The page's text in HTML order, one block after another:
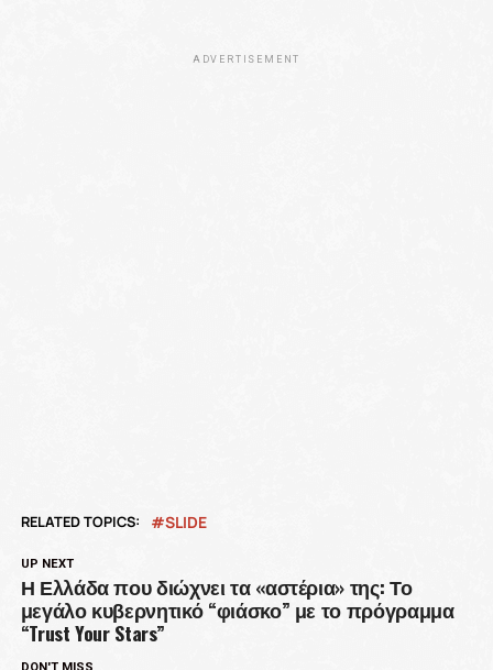
ADVERTISEMENT
RELATED TOPICS: SLIDE
UP NEXT
Η Ελλάδα που διώχνει τα «αστέρια» της: Το
μεγάλο κυβερνητικό “φιάσκο” με το πρόγραμμα
“Trust Your Stars”